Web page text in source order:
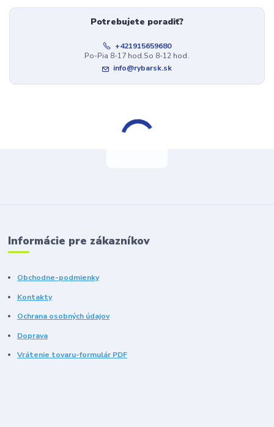
Potrebujete poradiť?
+421915659680
Po-Pia 8-17 hod.So 8-12 hod.
info@rybarsk.sk
Informácie pre zákazníkov
Obchodne-podmienky
Kontakty
Ochrana osobných údajov
Doprava
Vrátenie tovaru-formulár PDF